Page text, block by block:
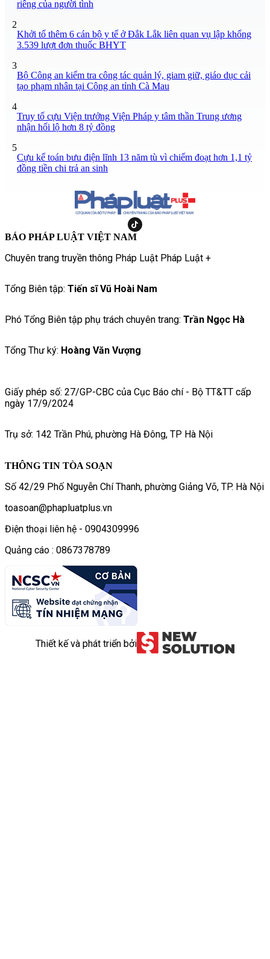
riêng của người tình
2
Khởi tố thêm 6 cán bộ y tế ở Đắk Lắk liên quan vụ lập khống
3.539 lượt đơn thuốc BHYT
3
Bộ Công an kiểm tra công tác quản lý, giam giữ, giáo dục cải
tạo phạm nhân tại Công an tỉnh Cà Mau
4
Truy tố cựu Viện trưởng Viện Pháp y tâm thần Trung ương
nhận hối lộ hơn 8 tỷ đồng
5
Cựu kế toán bưu điện lĩnh 13 năm tù vì chiếm đoạt hơn 1,1 tỷ
đồng tiền chi trả an sinh
BÁO PHÁP LUẬT VIỆT NAM
Chuyên trang truyền thông Pháp Luật Pháp Luật +
Tổng Biên tập: Tiến sĩ Vũ Hoài Nam
Phó Tổng Biên tập phụ trách chuyên trang: Trần Ngọc Hà
Tổng Thư ký: Hoàng Văn Vượng
Giấy phép số: 27/GP-CBC của Cục Báo chí - Bộ TT&TT cấp
ngày 17/9/2024
Trụ sở: 142 Trần Phú, phường Hà Đông, TP Hà Nội
THÔNG TIN TÒA SOẠN
Số 42/29 Phố Nguyễn Chí Thanh, phường Giảng Võ, TP. Hà Nội
toasoan@phapluatplus.vn
Điện thoại liên hệ - 0904309996
Quảng cáo : 0867378789
Thiết kế và phát triển bởi